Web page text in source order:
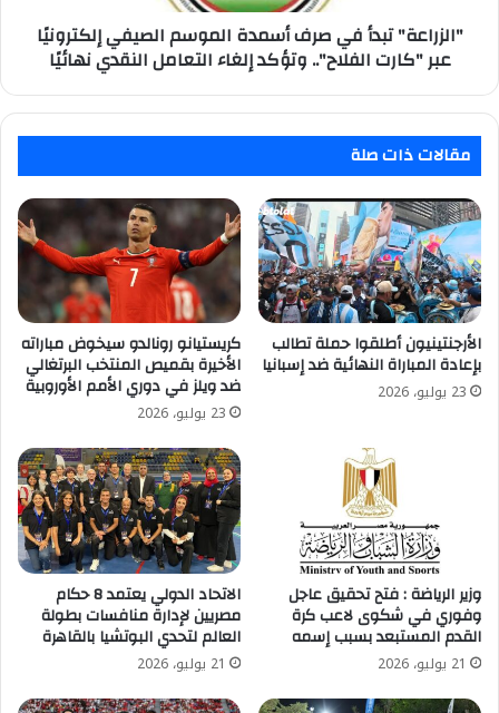
"كارت
الفلاح"..
إلغاء
النقدي
نهائيًا
"الزراعة" تبدأ في صرف أسمدة الموسم الصيفي إلكترونيًا
عبر "كارت الفلاح".. وتؤكد إلغاء التعامل النقدي نهائيًا
مقالات ذات صلة
الأرجنتينيون أطلقوا حملة تطالب
بإعادة المباراة النهائية ضد إسبانيا
23 يوليو، 2026
كريستيانو رونالدو سيخوض مباراته
الأخيرة بقميص المنتخب البرتغالي
ضد ويلز في دوري الأمم الأوروبية
23 يوليو، 2026
وزير الرياضة : فتح تحقيق عاجل
وفوري في شكوى لاعب كرة
القدم المستبعد بسبب إسمه
21 يوليو، 2026
الاتحاد الدولي يعتمد 8 حكام
مصريين لإدارة منافسات بطولة
العالم لتحدي البوتشيا بالقاهرة
21 يوليو، 2026